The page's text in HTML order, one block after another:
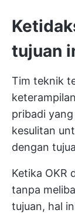
tujuan
Tim teknik
pribadi
kesulitan
dengan
Ketika OKR
tanpa
tujuan, hal